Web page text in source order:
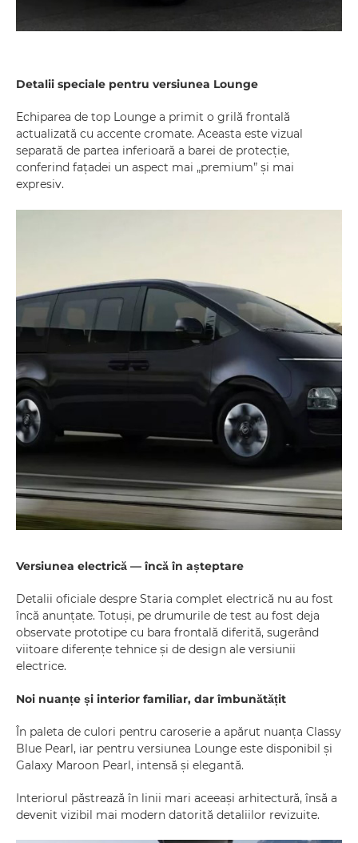
Detalii speciale pentru versiunea Lounge
Echiparea de top Lounge a primit o grilă frontală
actualizată cu accente cromate. Aceasta este vizual
separată de partea inferioară a barei de protecție,
conferind fațadei un aspect mai „premium” și mai
expresiv.
Versiunea electrică — încă în așteptare
Detalii oficiale despre Staria complet electrică nu au fost
încă anunțate. Totuși, pe drumurile de test au fost deja
observate prototipe cu bara frontală diferită, sugerând
viitoare diferențe tehnice și de design ale versiunii
electrice.
Noi nuanțe și interior familiar, dar îmbunătățit
În paleta de culori pentru caroserie a apărut nuanța Classy
Blue Pearl, iar pentru versiunea Lounge este disponibil și
Galaxy Maroon Pearl, intensă și elegantă.
Interiorul păstrează în linii mari aceeași arhitectură, însă a
devenit vizibil mai modern datorită detaliilor revizuite.